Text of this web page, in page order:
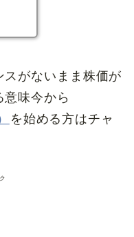
スがないまま株価が
味今から
を始める方はチャ